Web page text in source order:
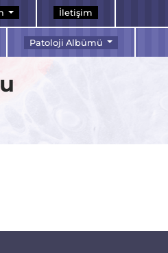
İletişim
Patoloji Albümü